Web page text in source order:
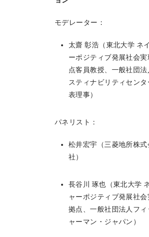
モデレーター：
太齋 彰浩（東北大学 ネ
ーポジティブ発展社会実
点客員教授、一般社団法
スティナビリティセンタ
表理事）
パネリスト：
松井宏宇（三菱地所株式
社）
長谷川 琢也（東北大学
ャーポジティブ発展社会
拠点、一般社団法人フィ
ャーマン・ジャパン）